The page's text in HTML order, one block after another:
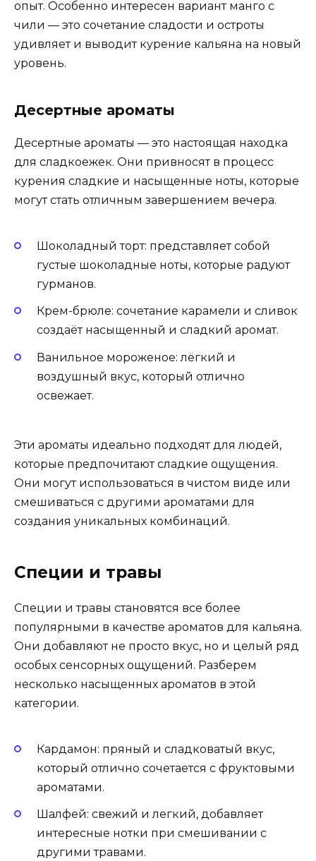
опыт. Особенно интересен вариант манго с
чили — это сочетание сладости и остроты
удивляет и выводит курение кальяна на новый
уровень.
Десертные ароматы
Десертные ароматы — это настоящая находка
для сладкоежек. Они привносят в процесс
курения сладкие и насыщенные ноты, которые
могут стать отличным завершением вечера.
Шоколадный торт: представляет собой
густые шоколадные ноты, которые радуют
гурманов.
Крем-брюле: сочетание карамели и сливок
создаёт насыщенный и сладкий аромат.
Ванильное мороженое: лёгкий и
воздушный вкус, который отлично
освежает.
Эти ароматы идеально подходят для людей,
которые предпочитают сладкие ощущения.
Они могут использоваться в чистом виде или
смешиваться с другими ароматами для
создания уникальных комбинаций.
Специи и травы
Специи и травы становятся все более
популярными в качестве ароматов для кальяна.
Они добавляют не просто вкус, но и целый ряд
особых сенсорных ощущений. Разберем
несколько насыщенных ароматов в этой
категории.
Кардамон: пряный и сладковатый вкус,
который отлично сочетается с фруктовыми
ароматами.
Шалфей: свежий и легкий, добавляет
интересные нотки при смешивании с
другими травами.